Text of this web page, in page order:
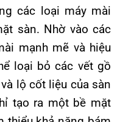
các loại máy mài
sàn. Nhờ vào các
mạnh mẽ và hiệu
loại bỏ các vết gồ
lộ cốt liệu của sàn
tạo ra một bề mặt